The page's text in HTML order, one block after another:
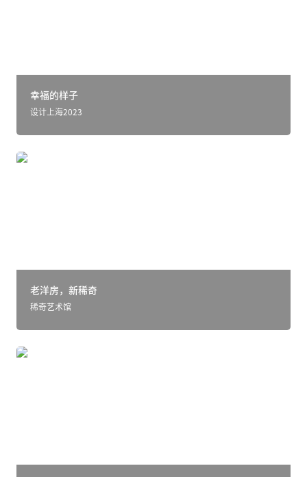
幸福的样子
设计上海2023
老洋房，新稀奇
老洋房，新稀奇
稀奇艺术馆
Wall of Happiness